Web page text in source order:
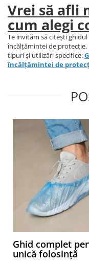
Vrei să afli
cum alegi
Te invităm să citești
încălțămintei de
tipuri și utilizări specifice:
încălțămintei de
Ghid complet
unică folosință